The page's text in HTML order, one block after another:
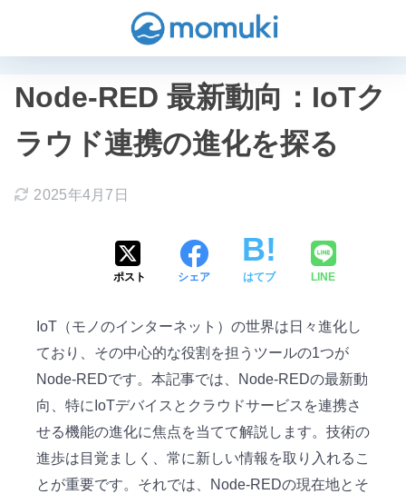
Node-RED 最新動向：IoTク
ラウド連携の進化を探る
2025年4月7日
ポスト シェア はてブ LINE
IoT（モノのインターネット）の世界は日々進化し
ており、その中心的な役割を担うツールの1つが
Node-REDです。本記事では、Node-REDの最新動
向、特にIoTデバイスとクラウドサービスを連携さ
せる機能の進化に焦点を当てて解説します。技術の
進歩は目覚ましく、常に新しい情報を取り入れるこ
とが重要です。それでは、Node-REDの現在地とそ